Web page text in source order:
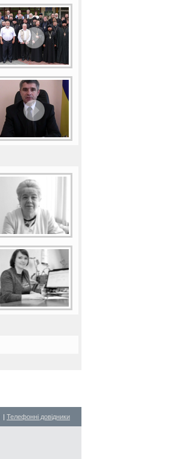
| Телефонні довідники